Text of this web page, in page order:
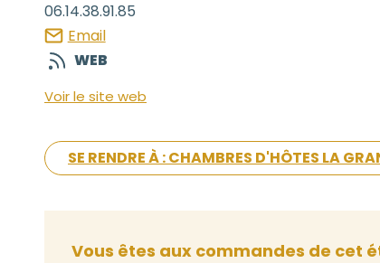
06.14.38.91.85
Email
WEB
Voir le site web
SE RENDRE À : CHAMBRES D'HÔTES LA
Vous êtes aux commandes de cet